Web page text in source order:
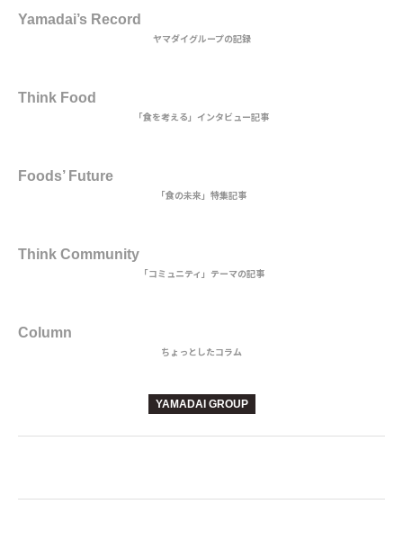
Yamadai’s Record
ヤマダイグループの記録
Think Food
「食を考える」インタビュー記事
Foods’ Future
「食の未来」特集記事
Think Community
「コミュニティ」テーマの記事
Column
ちょっとしたコラム
YAMADAI GROUP